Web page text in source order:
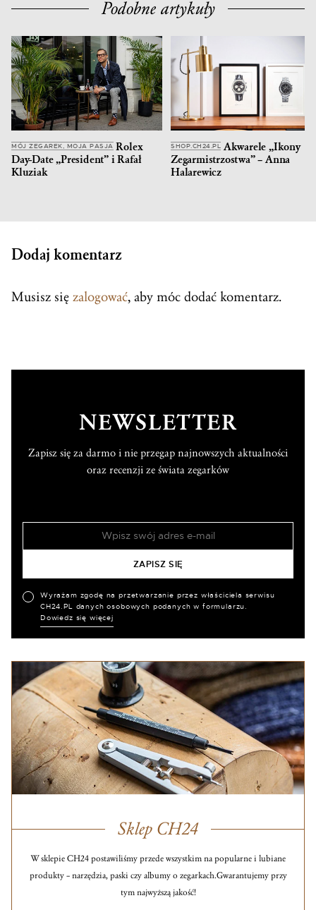
Podobne artykuły
MÓJ ZEGAREK, MOJA PASJARolex
Day-Date „President” i Rafał
Kluziak
SHOP.CH24.PL Akwarele „Ikony
Zegarmistrzostwa” – Anna
Halarewicz
Dodaj komentarz
Musisz się zalogować, aby móc dodać komentarz.
NEWSLETTER
Zapisz się za darmo i nie przegap najnowszych aktualności
oraz recenzji ze świata zegarków
Wyrażam zgodę na przetwarzanie przez właściciela serwisu
CH24.PL danych osobowych podanych w formularzu.
Dowiedz się więcej
Sklep CH24
W sklepie CH24 postawiliśmy przede wszystkim na popularne i lubiane
produkty – narzędzia, paski czy albumy o zegarkach.Gwarantujemy przy
tym najwyższą jakość!